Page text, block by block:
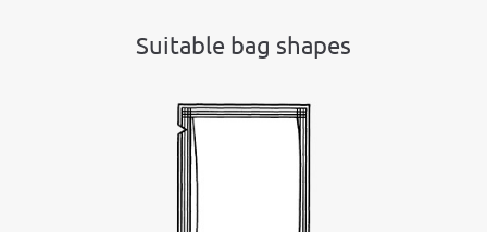
Suitable bag shapes